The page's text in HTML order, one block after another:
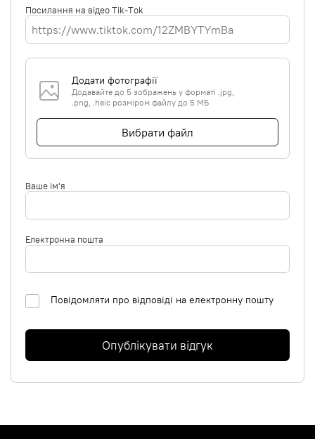
Посилання на відео Tik-Tok
Додати фотографії
Додавайте до 5 зображень у форматі .jpg,
.png, .heic розміром файлу до 5 МБ
Вибрати файл
Ваше ім'я
Електронна пошта
Повідомляти про відповіді на електронну пошту
Опублікувати відгук